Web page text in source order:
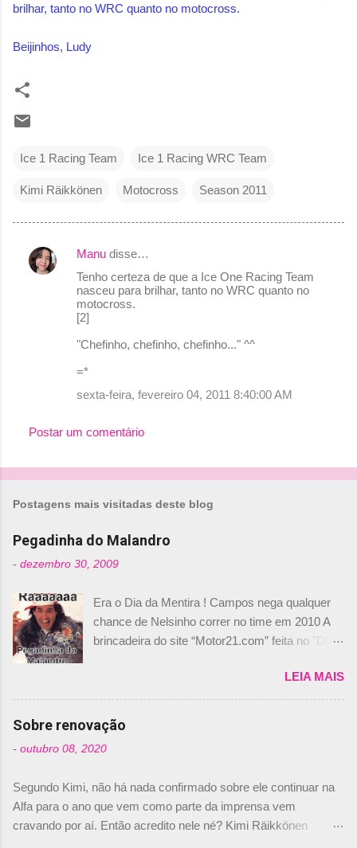
brilhar, tanto no WRC quanto no motocross.
Beijinhos, Ludy
Ice 1 Racing Team Ice 1 Racing WRC Team
Kimi Räikkönen Motocross Season 2011
C
i
Manu disse…
Tenho certeza de que a Ice One Racing Team
nasceu para brilhar, tanto no WRC quanto no
motocross.
[2]
"Chefinho, chefinho, chefinho..." ^^
=*
sexta-feira, fevereiro 04, 2011 8:40:00 AM
Postar um comentário
Postagens mais visitadas deste blog
Pegadinha do Malandro
- dezembro 30, 2009
Era o Dia da Mentira ! Campos nega qualquer
chance de Nelsinho correr no time em 2010 A
brincadeira do site “Motor21.com” feita no "Día
de abril –, afirmando que Nelson Piquet havia
comprado 15% das ações da Campos, dando,
com isso, um lugar no time a Nelsinho Piquet,
foi esclarecida de uma vez por todas por
Daniele Audetto, diretor da escuderia. O
não será o companheiro de Bruno Senna em
2010. "Na verdade, nós recebemos uma oferta
de Piquet", admitiu Audetto. “Mas depois de ter
LEIA MAIS
Sobre renovação
- outubro 08, 2020
Segundo Kimi, não há nada confirmado sobre ele continuar na
Alfa para o ano que vem como parte da imprensa vem
cravando por aí. Então acredito nele né? Kimi Räikkönen